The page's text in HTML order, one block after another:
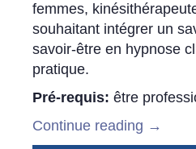
femmes,
souhaitant intégrer un
savoir-être en hypnose
pratique.
Pré-requis: être
Continue reading →